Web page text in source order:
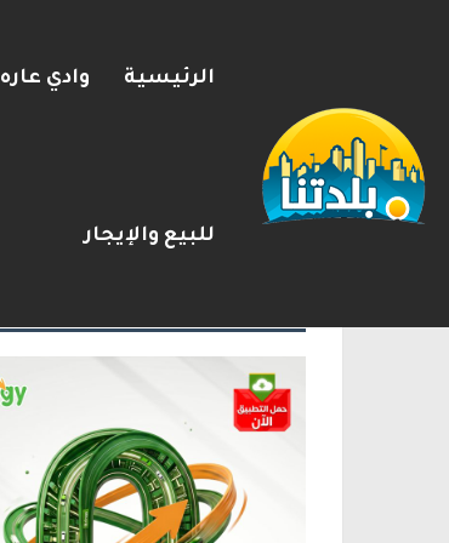
الرئيسية وادي عاره
للبيع والإيجار
2026-08-08 شريط الأخبار